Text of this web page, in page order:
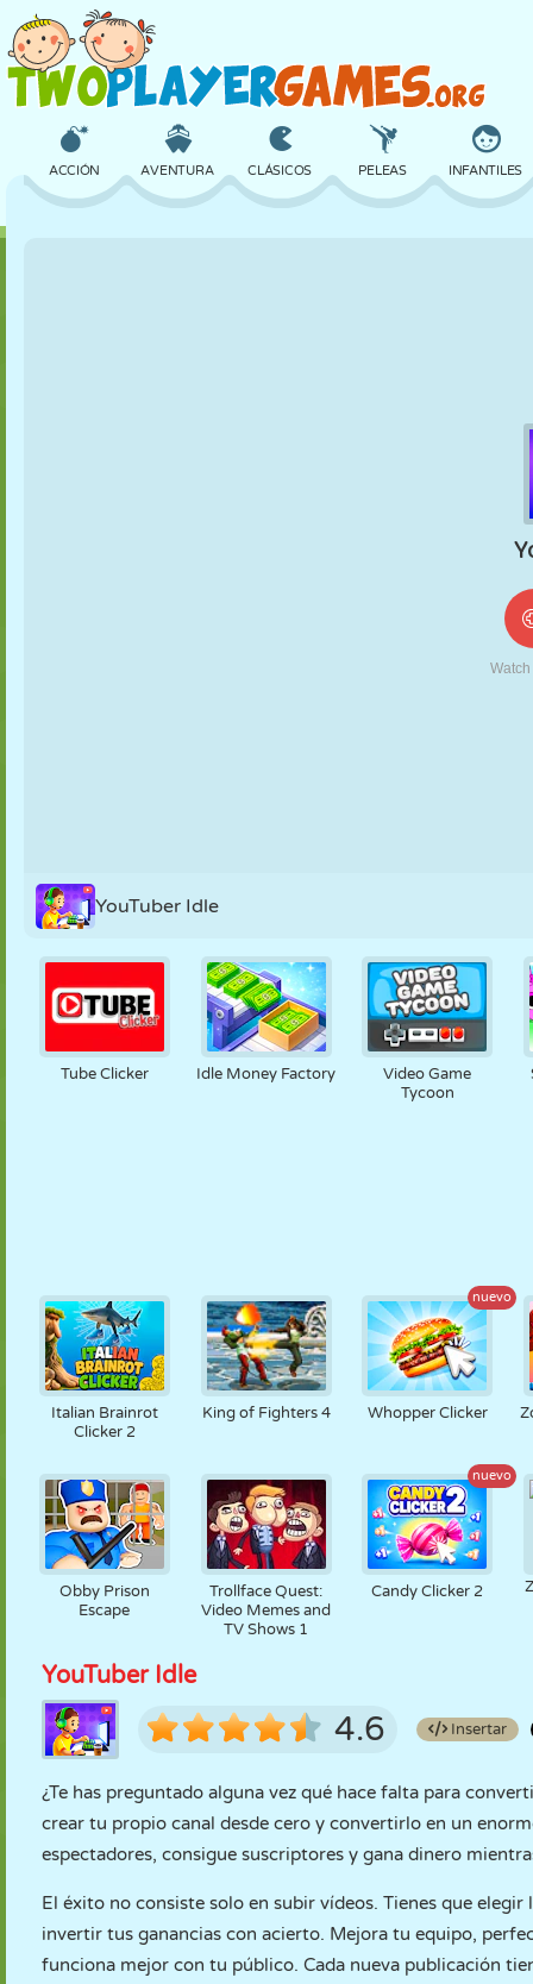
ACCIÓN AVENTURA CLÁSICOS PELEAS INFANTILES
YouTuber Idle
Tube Clicker Idle Money Factory
Video Game
Tycoon
Italian Brainrot
Clicker 2
King of Fighters 4
nuevo
Whopper Clicker
Obby Prison
Escape
Trollface Quest:
Video Memes and
TV Shows 1
nuevo
Candy Clicker 2
YouTuber Idle
4.6 Insertar
¿Te has preguntado alguna vez qué hace falta para
crear tu propio canal desde cero y convertirlo en un
espectadores, consigue suscriptores y gana dinero
El éxito no consiste solo en subir vídeos. Tienes que
invertir tus ganancias con acierto. Mejora tu equipo,
funciona mejor con tu público. Cada nueva publicación